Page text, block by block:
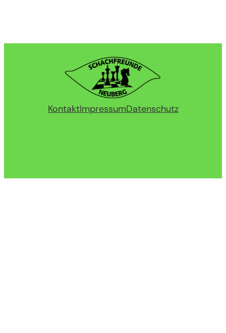
KontaktImpressumDatenschutz